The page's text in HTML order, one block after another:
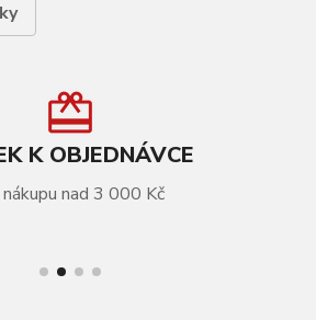
K OBJEDNÁVCE
nad 3 000 Kč